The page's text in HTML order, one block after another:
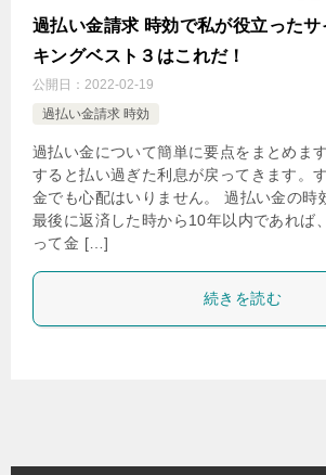
過払い金請求 時効で私が役立った
キングベスト３はこれだ！
公開日： 2022-02-19
過払い金請求 時効
過払い金について簡単に要点をまとめま
すると払い過ぎた利息が戻ってきます。
金でも心配はいりません。 過払い金の時
最後に返済した時から10年以内であれば
って金 […]
続きを読む